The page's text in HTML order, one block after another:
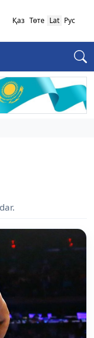
Қаз Төте Lat Рус